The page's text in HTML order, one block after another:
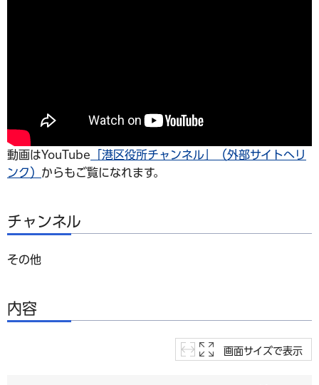
動画はYouTube 「港区役所チャンネル」（外部サイトへリ
ンク） からもご覧になれます。
チャンネル
その他
内容
画面サイズで表示